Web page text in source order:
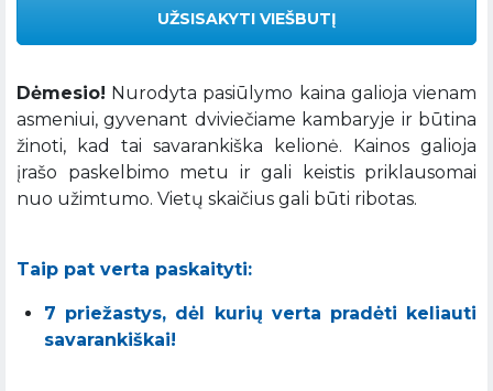
UŽSISAKYTI VIEŠBUTĮ
Dėmesio! Nurodyta pasiūlymo kaina galioja vienam
asmeniui, gyvenant dviviečiame kambaryje ir būtina
žinoti, kad tai savarankiška kelionė. Kainos galioja
įrašo paskelbimo metu ir gali keistis priklausomai
nuo užimtumo. Vietų skaičius gali būti ribotas.
Taip pat verta paskaityti:
7 priežastys, dėl kurių verta pradėti keliauti
savarankiškai!